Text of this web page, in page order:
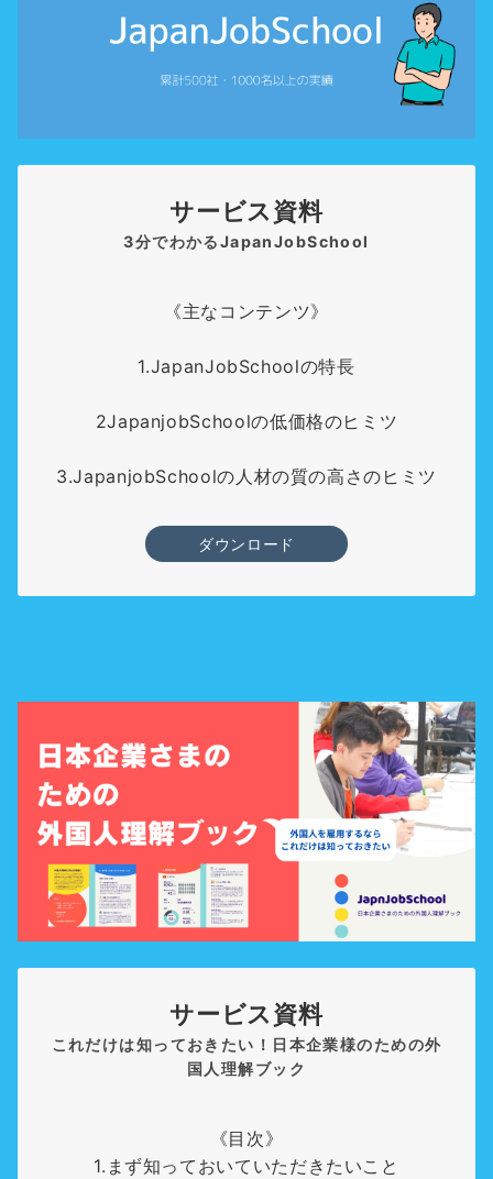
サービス資料
3分でわかるJapanJobSchool
《主なコンテンツ》
1.JapanJobSchoolの特長
2JapanjobSchoolの低価格のヒミツ
3.JapanjobSchoolの人材の質の高さのヒミツ
ダウンロード
サービス資料
これだけは知っておきたい！日本企業様のための外
国人理解ブック
《目次》
1.まず知っておいていただきたいこと